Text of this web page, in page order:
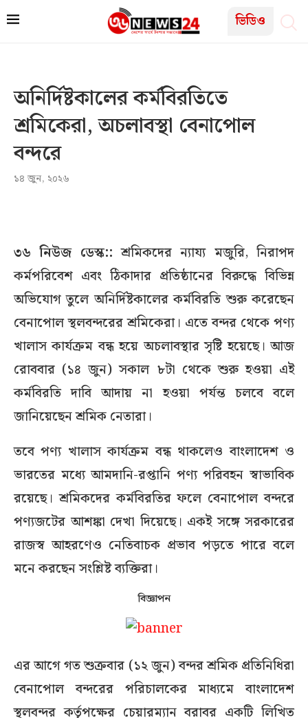
ভিডিও
অনির্দিষ্টকালের কর্মবিরতিতে
শ্রমিকেরা, অচলাবস্থা বেনাপোল
বন্দরে
১৪ জুন, ২০২৬
৩৬ নিউজ ডেস্ক:: শ্রমিকদের ন্যায্য মজুরি, নিরাপদ
কর্মপরিবেশ এবং ঠিকাদার প্রতিষ্ঠানের বিরুদ্ধে বিভিন্ন
অভিযোগ তুলে অনির্দিষ্টকালের কর্মবিরতি শুরু করেছেন
বেনাপোল স্থলবন্দরের শ্রমিকেরা। এতে বন্দর থেকে পণ্য
খালাস কার্যক্রম বন্ধ হয়ে অচলাবস্থার সৃষ্টি হয়েছে। আজ
রোববার (১৪ জুন) সকাল ৮টা থেকে শুরু হওয়া এই
কর্মবিরতি দাবি আদায় না হওয়া পর্যন্ত চলবে বলে
জানিয়েছেন শ্রমিক নেতারা।
তবে পণ্য খালাস কার্যক্রম বন্ধ থাকলেও বাংলাদেশ ও
ভারতের মধ্যে আমদানি-রপ্তানি পণ্য পরিবহন স্বাভাবিক
রয়েছে। শ্রমিকদের কর্মবিরতির ফলে বেনাপোল বন্দরে
পণ্যজটের আশঙ্কা দেখা দিয়েছে। একই সঙ্গে সরকারের
রাজস্ব আহরণেও নেতিবাচক প্রভাব পড়তে পারে বলে
মনে করছেন সংশ্লিষ্ট ব্যক্তিরা।
বিজ্ঞাপন
এর আগে গত শুক্রবার (১২ জুন) বন্দর শ্রমিক প্রতিনিধিরা
বেনাপোল বন্দরের পরিচালকের মাধ্যমে বাংলাদেশ
স্থলবন্দর কর্তৃপক্ষের চেয়ারম্যান বরাবর একটি লিখিত